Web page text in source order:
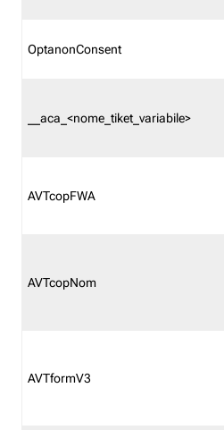
OptanonConsent
__aca_<nome_tiket_variabile>
AVTcopFWA
AVTcopNom
AVTformV3